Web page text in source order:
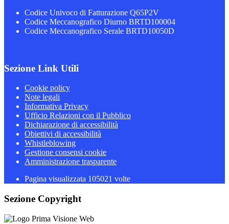
Codice Univoco di Fatturazione Q65P2V
Codice Meccanografico Diurno BRTD100004
Codice Meccanografico Serale BRTD10050D
Sezione Link Utili
Cookie policy
Note legali
Informativa Privacy
Ufficio Relazioni con il Pubblico
Dichiarazione di accessibilità
Obiettivi di accessibilità
Whistleblowing
Gestione consensi cookie
Amministrazione trasparente
Pagina visualizzata 105021 volte
Sezione Copyright